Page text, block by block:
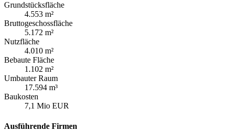
Grundstücksfläche
4.553 m²
Bruttogeschossfläche
5.172 m²
Nutzfläche
4.010 m²
Bebaute Fläche
1.102 m²
Umbauter Raum
17.594 m³
Baukosten
7,1 Mio EUR
Ausführende Firmen